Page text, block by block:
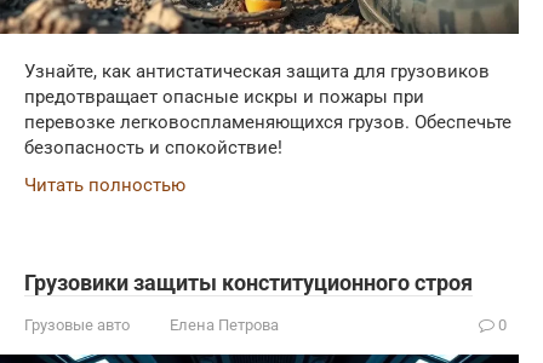
Узнайте, как антистатическая защита для грузовиков
предотвращает опасные искры и пожары при
перевозке легковоспламеняющихся грузов. Обеспечьте
безопасность и спокойствие!
Читать полностью
Грузовики защиты конституционного строя
Грузовые авто Елена Петрова 0